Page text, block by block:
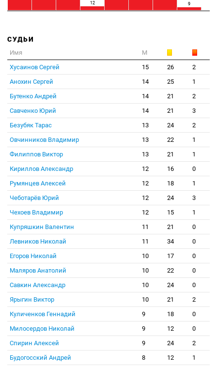
12 9
СУДЬИ
Имя
М
Хусаинов Сергей
15 26
2
Анохин Сергей
14 25
1
Бутенко Андрей
14 21
2
Савченко Юрий
14 21
3
Безубяк Тарас
13 24
2
Овчинников Владимир
13 22
1
Филиппов Виктор
13 21
1
Кириллов Александр
12 16
0
Румянцев Алексей
12 18
1
Чеботарёв Юрий
12 24
3
Чехоев Владимир
12 15
1
Купряшкин Валентин
11 21
0
Левников Николай
11 34
0
Егоров Николай
10 17
0
Маляров Анатолий
10 22
0
Савкин Александр
10 24
0
Ярыгин Виктор
10 21
2
Куличенков Геннадий
9 18
0
Милосердов Николай
9 12
0
Спирин Алексей
9 24
2
Будогосский Андрей
8 12
1